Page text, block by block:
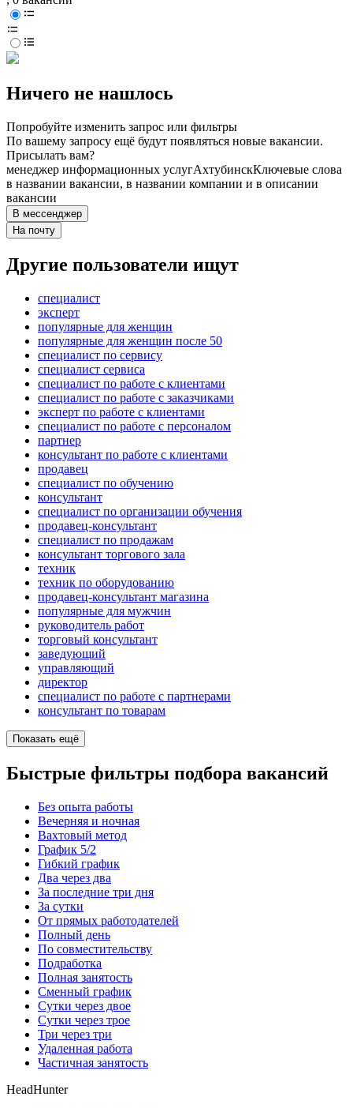
Ничего не нашлось
Попробуйте изменить запрос или фильтры
По вашему запросу ещё будут появляться новые вакансии.
Присылать вам?
менеджер информационных услугАхтубинскКлючевые слова
в названии вакансии, в названии компании и в описании
вакансии
В мессенджер
На почту
Другие пользователи ищут
специалист
эксперт
популярные для женщин
популярные для женщин после 50
специалист по сервису
специалист сервиса
специалист по работе с клиентами
специалист по работе с заказчиками
эксперт по работе с клиентами
специалист по работе с персоналом
партнер
консультант по работе с клиентами
продавец
специалист по обучению
консультант
специалист по организации обучения
продавец-консультант
специалист по продажам
консультант торгового зала
техник
техник по оборудованию
продавец-консультант магазина
популярные для мужчин
руководитель работ
торговый консультант
заведующий
управляющий
директор
специалист по работе с партнерами
консультант по товарам
Показать ещё
Быстрые фильтры подбора вакансий
Без опыта работы
Вечерняя и ночная
Вахтовый метод
График 5/2
Гибкий график
Два через два
За последние три дня
За сутки
От прямых работодателей
Полный день
По совместительству
Подработка
Полная занятость
Сменный график
Сутки через двое
Сутки через трое
Три через три
Удаленная работа
Частичная занятость
HeadHunter